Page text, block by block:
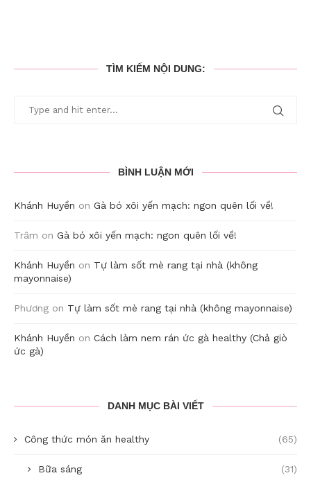
TÌM KIẾM NỘI DUNG:
BÌNH LUẬN MỚI
Khánh Huyền on Gà bó xôi yến mạch: ngon quên lối về!
Trâm on Gà bó xôi yến mạch: ngon quên lối về!
Khánh Huyền on Tự làm sốt mè rang tại nhà (không
mayonnaise)
Phương on Tự làm sốt mè rang tại nhà (không mayonnaise)
Khánh Huyền on Cách làm nem rán ức gà healthy (Chả giò
ức gà)
DANH MỤC BÀI VIẾT
Công thức món ăn healthy (65)
Bữa sáng (31)